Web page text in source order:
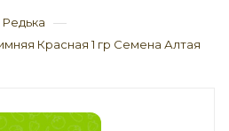
Редька —
Красная 1 гр Семена Алтая